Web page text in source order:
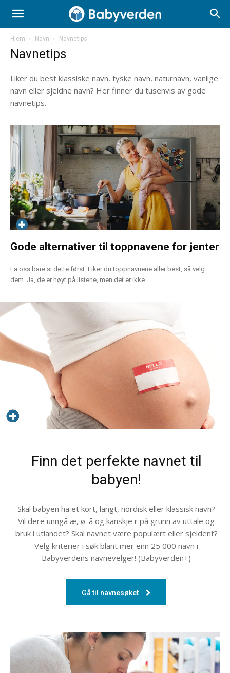
Hjem Navn Navnetips
Navnetips
Liker du best klassiske navn, tyske navn, naturnavn, vanlige
navn eller sjeldne navn? Her finner du tusenvis av gode
navnetips.
Gode alternativer til toppnavene for jenter
La oss bare si dette først: Liker du toppnavnene aller best, så velg
dem. Ja, de er høyt på listene, men det er ikke...
Finn det perfekte navnet til
babyen!
Skal babyen ha et kort, langt, nordisk eller klassisk navn?
Vil dere unngå æ, ø. å og kanskje r på grunn av uttale og
bruk i utlandet? Skal navnet være populært eller sjeldent?
Velg kriterier i søk blant mer enn 25 000 navn i
Babyverdens navnevelger! (Babyverden+)
Gå til navnesøket